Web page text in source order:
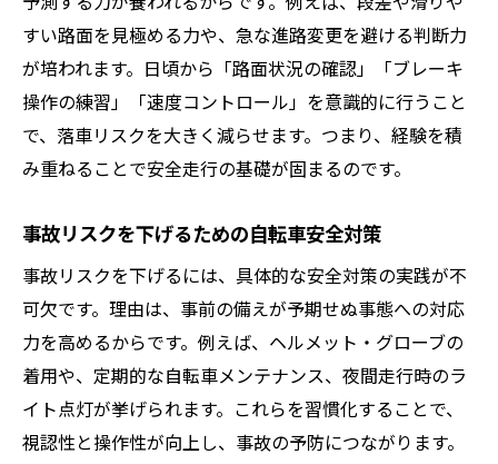
すい路面を見極める力や、急な進路変更を避ける判断力
が培われます。日頃から「路面状況の確認」「ブレーキ
操作の練習」「速度コントロール」を意識的に行うこと
で、落車リスクを大きく減らせます。つまり、経験を積
み重ねることで安全走行の基礎が固まるのです。
事故リスクを下げるための自転車安全対策
事故リスクを下げるには、具体的な安全対策の実践が不
可欠です。理由は、事前の備えが予期せぬ事態への対応
力を高めるからです。例えば、ヘルメット・グローブの
着用や、定期的な自転車メンテナンス、夜間走行時のラ
イト点灯が挙げられます。これらを習慣化することで、
視認性と操作性が向上し、事故の予防につながります。